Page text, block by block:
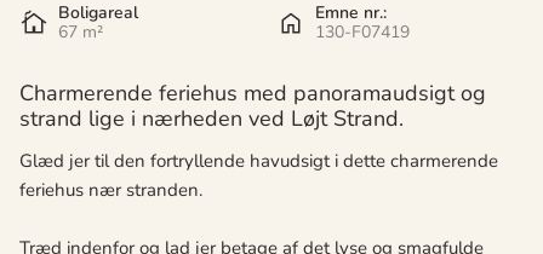
Boligareal
67 m²
Emne nr.:
130-F07419
Charmerende feriehus med panoramaudsigt og
strand lige i nærheden ved Løjt Strand.
Glæd jer til den fortryllende havudsigt i dette charmerende
feriehus nær stranden.
Træd indenfor og lad jer betage af det lyse og smagfulde